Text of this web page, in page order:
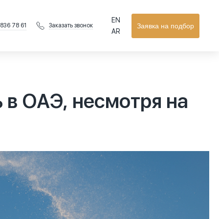
78 61 Заказать звонок Заявка на подбор
EN
AR
ОАЭ, несмотря на